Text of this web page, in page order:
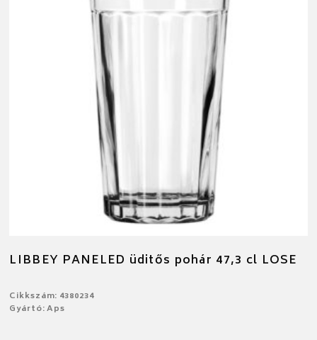
LIBBEY PANELED üditős pohár 47,3 cl LOSE
Cikkszám: 4380234
Gyártó: Aps